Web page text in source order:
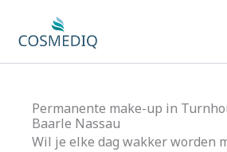
Permanente make-up in
Baarle Nassau
Wil je elke dag wakker worden